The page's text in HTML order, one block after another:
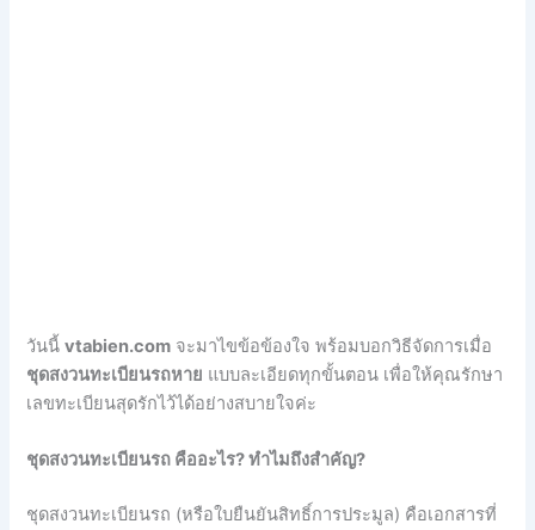
วันนี้vtabien.com จะมาไขข้อข้องใจ พร้อมบอกวิธีจัดการเมื่อ
ชุดสงวนทะเบียนรถหาย แบบละเอียดทุกขั้นตอน เพื่อให้คุณรักษา
เลขทะเบียนสุดรักไว้ได้อย่างสบายใจค่ะ
ชุดสงวนทะเบียนรถ คืออะไร? ทำไมถึงสำคัญ?
ชุดสงวนทะเบียนรถ (หรือใบยืนยันสิทธิ์การประมูล) คือเอกสารที่